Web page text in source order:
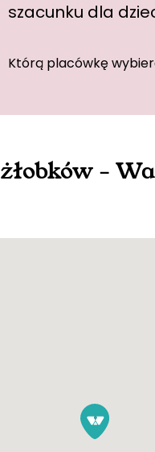
szacunku dla
Którą placówkę
żłobków -